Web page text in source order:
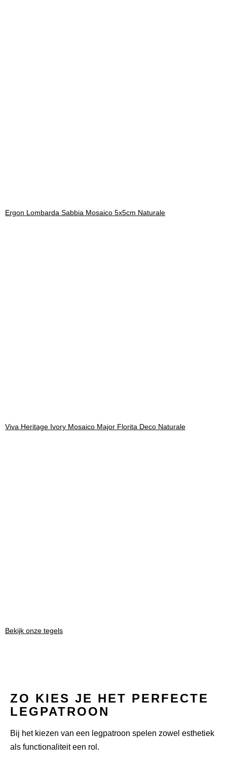
Ergon Lombarda Sabbia Mosaico 5x5cm Naturale
Viva Heritage Ivory Mosaico Major Florita Deco Naturale
Bekijk onze tegels
ZO KIES JE HET PERFECTE
LEGPATROON
Bij het kiezen van een legpatroon spelen zowel esthetiek
als functionaliteit een rol.